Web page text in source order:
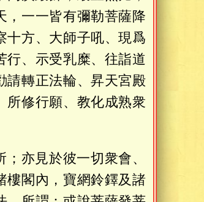
，一一皆有彌勒菩薩降
十方、大師子吼、現爲
行、示受乳糜、往詣道
請轉正法輪、昇天宮殿
所修行願、教化成熟衆
亦見於彼一切衆會、
樓閣內，寶網鈴鐸及諸